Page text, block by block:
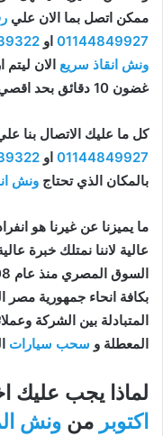
ممكن اتصل بما الان علي
01144849927 او
ونش انقاذ سريع الان
غضون 10 دقائق بحد اقصي.
كل ما عليك الاتصال بنا
01144849927 او
بالمكان الذي تحتاج ونش
ما يميزنا عن غيرنا هو
عالية لاننا نمتلك خبرة
بكافة انحاء جمهورية مصر
المتبادلة بين الشركة
المعطلة و سحب سيارات
لماذا يجب عليك
اكتوبر من ونش